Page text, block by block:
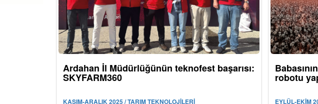
Ardahan İl Müdürlüğünün teknofest başarısı:
SKYFARM360
KASIM-ARALIK 2025 / TARIM TEKNOLOJİLERİ
robotu
EYLÜL-EKİM